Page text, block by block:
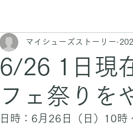
6/26 1日現
フェ祭りを
マイシューズストーリー
日時：6月26日（日）10時